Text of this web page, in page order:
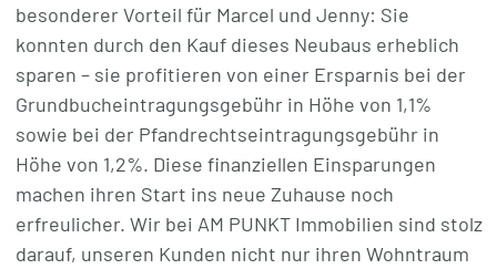
besonderer Vorteil für Marcel und Jenny: Sie
konnten durch den Kauf dieses Neubaus erheblich
sparen – sie profitieren von einer Ersparnis bei der
Grundbucheintragungsgebühr in Höhe von 1,1%
sowie bei der Pfandrechtseintragungsgebühr in
Höhe von 1,2%. Diese finanziellen Einsparungen
machen ihren Start ins neue Zuhause noch
erfreulicher. Wir bei AM PUNKT Immobilien sind stolz
darauf, unseren Kunden nicht nur ihren Wohntraum